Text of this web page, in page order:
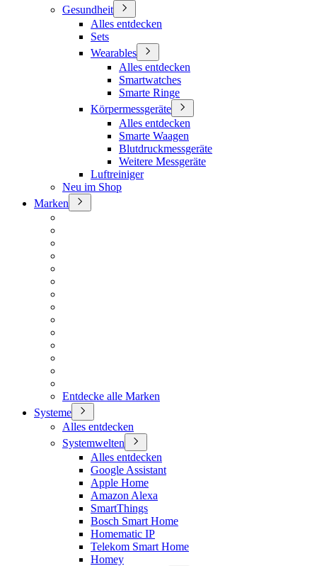
Gesundheit
Alles entdecken
Sets
Wearables
Alles entdecken
Smartwatches
Smarte Ringe
Körpermessgeräte
Alles entdecken
Smarte Waagen
Blutdruckmessgeräte
Weitere Messgeräte
Luftreiniger
Neu im Shop
Marken
Entdecke alle Marken
Systeme
Alles entdecken
Systemwelten
Alles entdecken
Google Assistant
Apple Home
Amazon Alexa
SmartThings
Bosch Smart Home
Homematic IP
Telekom Smart Home
Homey